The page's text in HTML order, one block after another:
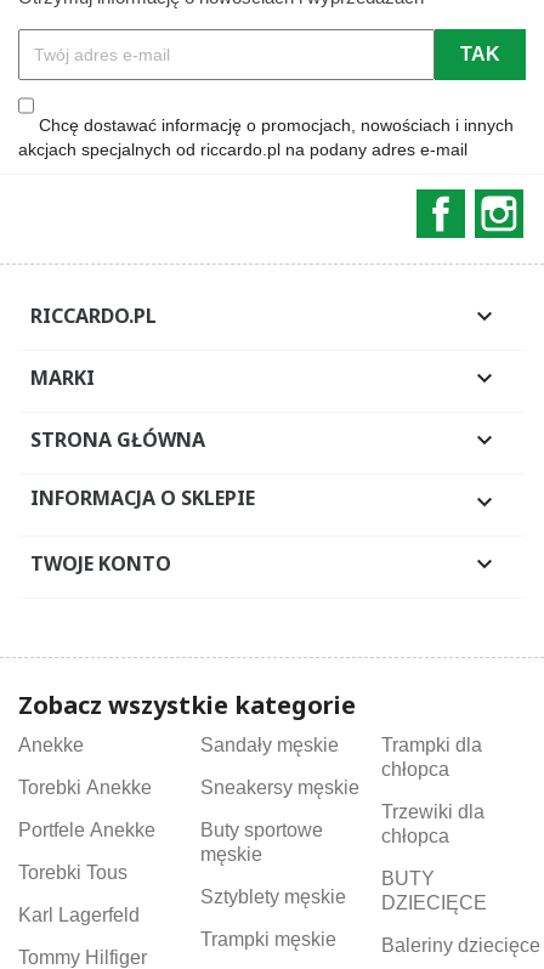
Chcę dostawać informację o promocjach, nowościach i innych
akcjach specjalnych od riccardo.pl na podany adres e-mail
RICCARDO.PL 
MARKI 
STRONA GŁÓWNA 
INFORMACJA O SKLEPIE 
TWOJE KONTO 
Zobacz wszystkie kategorie
Anekke
Torebki Anekke
Portfele Anekke
Torebki Tous
Karl Lagerfeld
Tommy Hilfiger
Sandały męskie
Sneakersy męskie
Buty sportowe
męskie
Sztyblety męskie
Trampki męskie
Trampki dla
chłopca
Trzewiki dla
chłopca
BUTY
DZIECIĘCE
Baleriny dziecięce